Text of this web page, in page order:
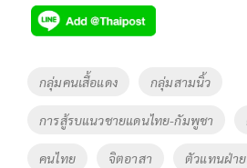
e
b
o
o
k
tt
er
p
y
Li
n
k
Tags
กลุ่มคนเสื้อแดง กลุ่มสามนิ้ว
การสู้รบแนวชายแดนไทย-กัมพูชา
คนไทย จิตอาสา ตัวแทนฝ่า